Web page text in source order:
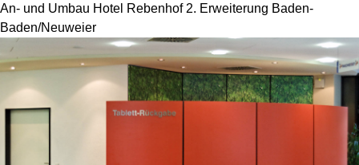
An- und Umbau Hotel Rebenhof 2. Erweiterung Baden-
Baden/Neuweier